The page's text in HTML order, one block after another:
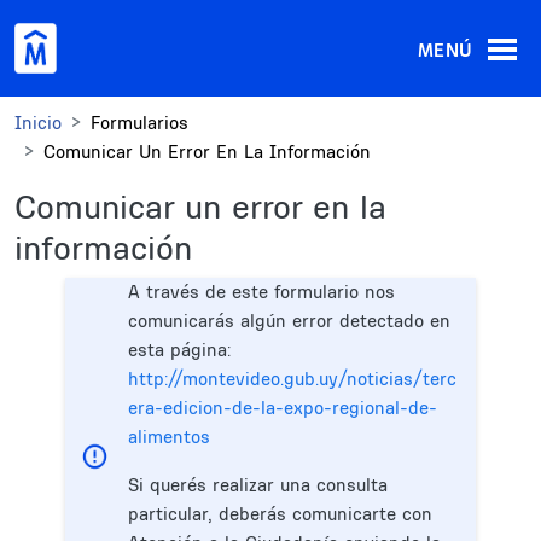
MENÚ
Inicio
Formularios
Comunicar Un Error En La Información
Comunicar un error en la
información
A través de este formulario nos
comunicarás algún error detectado en
esta página:
http://montevideo.gub.uy/noticias/terc
era-edicion-de-la-expo-regional-de-
alimentos
Si querés realizar una consulta
particular, deberás comunicarte con